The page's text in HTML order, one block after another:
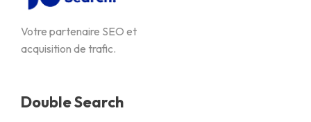
Votre partenaire SEO et
acquisition de trafic.
Double Search